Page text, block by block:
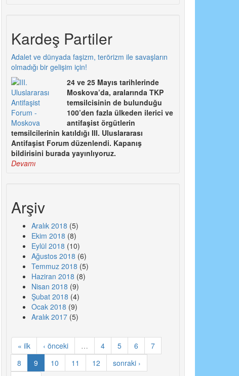
Kardeş Partiler
Adalet ve dünyada faşizm, terörizm ile savaşların
olmadığı bir gelişim için!
24 ve 25 Mayıs tarihlerinde
Moskova’da, aralarında TKP
temsilcisinin de bulunduğu
100’den fazla ülkeden ilerici ve
antifaşist örgütlerin
temsilcilerinin katıldığı III. Uluslararası
Antifaşist Forum düzenlendi. Kapanış
bildirisini burada yayınlıyoruz.
Devamı
Arşiv
Aralık 2018 (5)
Ekim 2018 (8)
Eylül 2018 (10)
Ağustos 2018 (6)
Temmuz 2018 (5)
Haziran 2018 (8)
Nisan 2018 (9)
Şubat 2018 (4)
Ocak 2018 (9)
Aralık 2017(5)
« ilk ‹ önceki … 4 5 6
7
8
9 10 11 12
sonraki ›